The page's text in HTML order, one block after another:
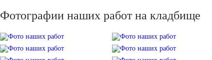
Фотографии наших работ на кладбище